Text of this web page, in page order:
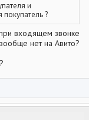
и
?
входящем звонке
нет на Авито?